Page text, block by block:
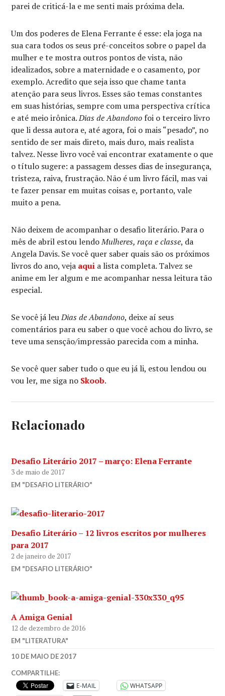
parei de criticá-la e me senti mais próxima dela.
Um dos poderes de Elena Ferrante é esse: ela joga na
sua cara todos os seus pré-conceitos sobre o papel da
mulher e te mostra outros pontos de vista, não
idealizados, sobre a maternidade e o casamento, por
exemplo. Acredito que seja isso que chame tanta
atenção para seus livros. Esses são temas constantes
em suas histórias, sempre com uma perspectiva crítica
e até meio irônica.Dias de Abandono foi o terceiro livro
que li dessa autora e, até agora, foi o mais “pesado”, no
sentido de ser mais direto, mais duro, mais realista
talvez. Nesse livro você vai encontrar exatamente o que
o título sugere: a passagem desses dias de insegurança,
tristeza, raiva, frustração. Não é um livro fácil, mas vai
te fazer pensar em muitas coisas e, portanto, vale
muito a pena.
Não deixem de acompanhar o desafio literário. Para o
mês de abril estou lendoMulheres, raça e classe, da
Angela Davis. Se você quer saber quais são os próximos
livros do ano, veja aqui a lista completa. Talvez se
anime em ler algum e me acompanhar nessa leitura tão
especial.
Se você já leuDias de Abandono, deixe aí seus
comentários para eu saber o que você achou do livro, se
teve uma sensção/impressão parecida com a minha.
Se você quer saber tudo o que eu já li, estou lendou ou
vou ler, me siga no Skoob.
Relacionado
Desafio Literário 2017 – março: Elena Ferrante
3 de maio de 2017
EM "DESAFIO LITERÁRIO"
Desafio Literário – 12 livros escritos por mulheres
para 2017
2 de janeiro de 2017
EM "DESAFIO LITERÁRIO"
A Amiga Genial
12 de dezembro de 2016
EM "LITERATURA"
SARAH
10 DE MAIO DE 2017
DESAFIO
LITERÁRIO,
DESAFIO
COMPARTILHE:
E-MAIL WHATSAPP